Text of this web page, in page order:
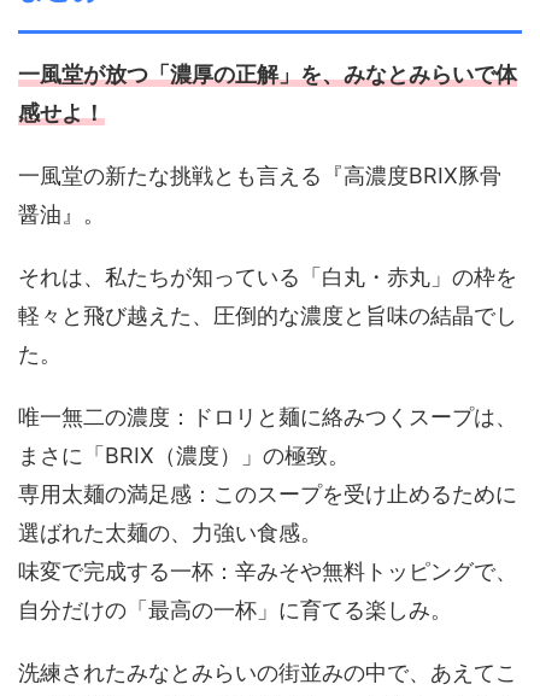
一風堂が放つ「濃厚の正解」を、みなとみらいで体
感せよ！
一風堂の新たな挑戦とも言える『高濃度BRIX豚骨
醤油』。
それは、私たちが知っている「白丸・赤丸」の枠を
軽々と飛び越えた、圧倒的な濃度と旨味の結晶でし
た。
唯一無二の濃度：ドロリと麺に絡みつくスープは、
まさに「BRIX（濃度）」の極致。
専用太麺の満足感：このスープを受け止めるために
選ばれた太麺の、力強い食感。
味変で完成する一杯：辛みそや無料トッピングで、
自分だけの「最高の一杯」に育てる楽しみ。
洗練されたみなとみらいの街並みの中で、あえてこ